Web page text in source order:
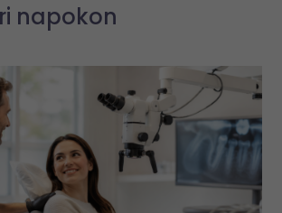
napokon